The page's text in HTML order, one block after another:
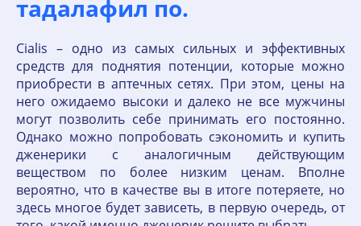
тадалафил по.
Cialis – одно из самых сильных и эффективных
средств для поднятия потенции, которые можно
приобрести в аптечных сетях. При этом, цены на
него ожидаемо высоки и далеко не все мужчины
могут позволить себе принимать его постоянно.
Однако можно попробовать сэкономить и купить
дженерики с аналогичным действующим
веществом по более низким ценам. Вполне
вероятно, что в качестве вы в итоге потеряете, но
здесь многое будет зависеть, в первую очередь, от